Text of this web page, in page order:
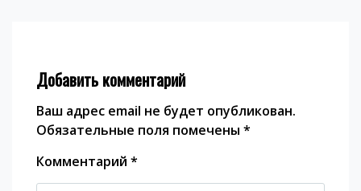
Добавить комментарий
Ваш адрес email не будет опубликован.
Обязательные поля помечены *
Комментарий *